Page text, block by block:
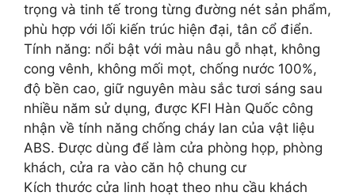
trọng và tinh tế trong từng đường nét sản phẩm,
phù hợp với lối kiến trúc hiện đại, tân cổ điển.
Tính năng: nổi bật với màu nâu gỗ nhạt, không
cong vênh, không mối mọt, chống nước 100%,
độ bền cao, giữ nguyên màu sắc tươi sáng sau
nhiều năm sử dụng, được KFI Hàn Quốc công
nhận về tính năng chống cháy lan của vật liệu
ABS. Được dùng để làm cửa phòng họp, phòng
khách, cửa ra vào căn hộ chung cư
Kích thước cửa linh hoạt theo nhu cầu khách